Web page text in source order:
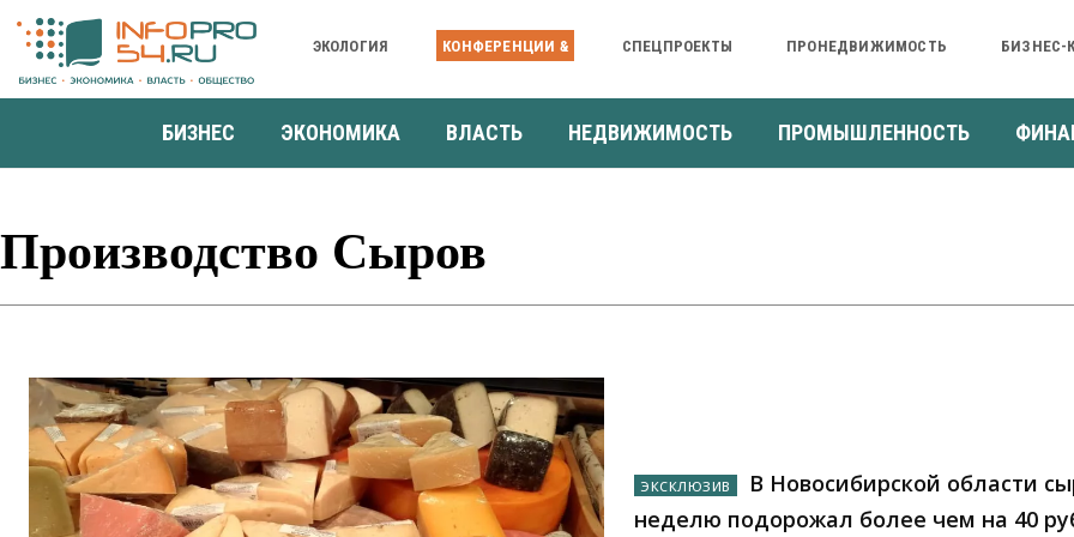
ЭКОЛОГИЯ КОНФЕРЕНЦИИ & СПЕЦПРОЕКТЫ ПРОНЕДВИЖИМОСТЬ БИЗНЕС-
БИЗНЕС ЭКОНОМИКА ВЛАСТЬ НЕДВИЖИМОСТЬ ПРОМЫШЛЕННОСТЬ
Производство Сыров
В Новосибирской области
неделю подорожал более чем на 40